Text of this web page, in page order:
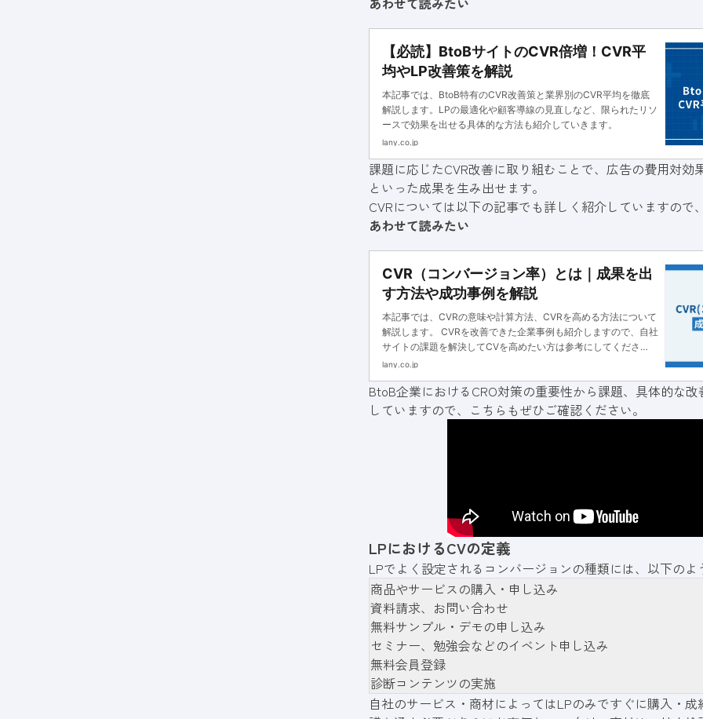
【必読】BtoBサイトのCVR倍増！CVR平
均やLP改善策を解説
本記事では、BtoB特有のCVR改善策と業界別のCVR平均を徹底
解説します。LPの最適化や顧客導線の見直しなど、限られたリソ
ースで効果を出せる具体的な方法も紹介していきます。
lany.co.jp
課題に応じたCVR改善に取り組むことで、広告の費用対
といった成果を生み出せます。
CVRについては以下の記事でも詳しく紹介していますの
あわせて読みたい
CVR（コンバージョン率）とは｜成果を出
す方法や成功事例を解説
本記事では、CVRの意味や計算方法、CVRを高める方法について
解説します。 CVRを改善できた企業事例も紹介しますので、自社
サイトの課題を解決してCVを高めたい方は参考にしてくださ
い。
lany.co.jp
BtoB企業におけるCRO対策の重要性から課題、具体的な
していますので、こちらもぜひご確認ください。
LPにおけるCVの定義
LPでよく設定されるコンバージョンの種類には、以下の
商品やサービスの購入・申し込み
資料請求、お問い合わせ
無料サンプル・デモの申し込み
セミナー、勉強会などのイベント申し込み
無料会員登録
診断コンテンツの実施
自社のサービス・商材によってはLPのみですぐに購入・